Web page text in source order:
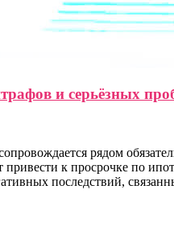
и серьёзных
рядом
к просрочке по
последствий,